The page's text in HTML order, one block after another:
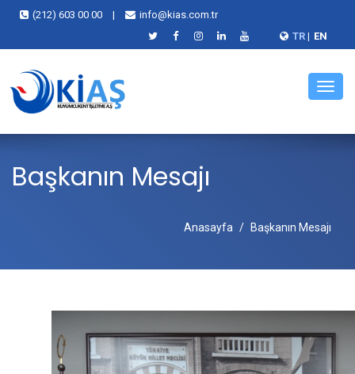
(212) 603 00 00 |
info@kias.com.tr
TR | EN
Menü
Başkanın Mesajı
Anasayfa Başkanın Mesajı